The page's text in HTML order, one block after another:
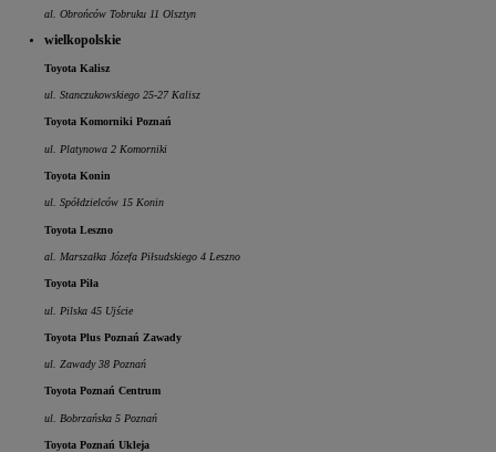
al. Obrońców Tobruku 11 Olsztyn
wielkopolskie
Toyota Kalisz
ul. Stanczukowskiego 25-27 Kalisz
Toyota Komorniki Poznań
ul. Platynowa 2 Komorniki
Toyota Konin
ul. Spółdzielców 15 Konin
Toyota Leszno
al. Marszałka Józefa Piłsudskiego 4 Leszno
Toyota Piła
ul. Pilska 45 Ujście
Toyota Plus Poznań Zawady
ul. Zawady 38 Poznań
Toyota Poznań Centrum
ul. Bobrzańska 5 Poznań
Toyota Poznań Ukleja